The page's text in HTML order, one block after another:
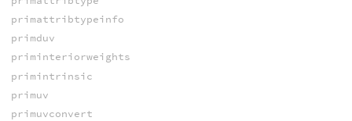
primattribtypeinfo
primduv
priminteriorweights
primintrinsic
primuv
primuvconvert